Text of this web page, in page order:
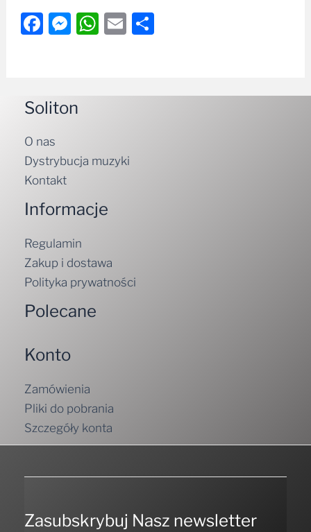
Facebook
Messenger
WhatsApp
Email
Soliton
O nas
Dystrybucja muzyki
Kontakt
Informacje
Regulamin
Zakup i dostawa
Polityka prywatności
Polecane
Konto
Zamówienia
Pliki do pobrania
Szczegóły konta
Zasubskrybuj Nasz newsletter